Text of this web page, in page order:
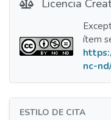
Licencia
ítem
nc-
ESTILO DE CITA